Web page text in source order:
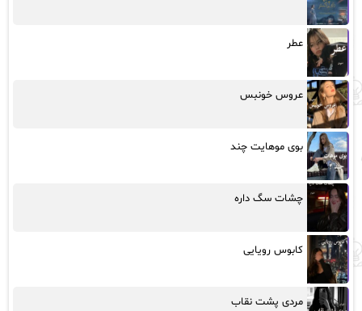
عطر
عروس خونبس
بوی موهایت چند
چشات سگ داره
کابوس رویایی
مردی پشت نقاب